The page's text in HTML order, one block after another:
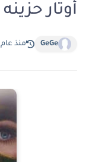
أوتار حزينه
GeGe منذ عام